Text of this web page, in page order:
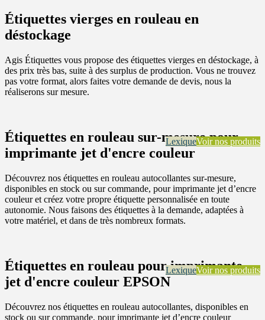
Étiquettes vierges en rouleau en
déstockage
Agis Étiquettes vous propose des étiquettes vierges en déstockage, à
des prix très bas, suite à des surplus de production. Vous ne trouvez
pas votre format, alors faites votre demande de devis, nous la
réaliserons sur mesure.
LexiqueVoir nos produits
Étiquettes en rouleau sur-mesure pour
imprimante jet d'encre couleur
Découvrez nos étiquettes en rouleau autocollantes sur-mesure,
disponibles en stock ou sur commande, pour imprimante jet d’encre
couleur et créez votre propre étiquette personnalisée en toute
autonomie. Nous faisons des étiquettes à la demande, adaptées à
votre matériel, et dans de très nombreux formats.
LexiqueVoir nos produits
Étiquettes en rouleau pour imprimante
jet d'encre couleur EPSON
Découvrez nos étiquettes en rouleau autocollantes, disponibles en
stock ou sur commande, pour imprimante jet d’encre couleur